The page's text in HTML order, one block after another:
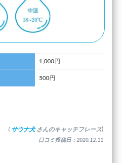
1,000円
500円
( サウナ犬 さんのキャッチフレーズ)
口コミ投稿日：2020.12.11